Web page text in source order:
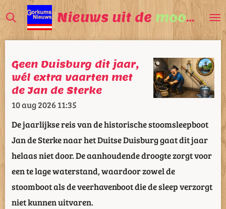
Ga
direct
naar
de
hoofdinhoud
Nieuws uit de mooiste
Geen Duisburg dit jaar,
wél extra vaarten met
de Jan de Sterke
10 aug 202611:35
De jaarlijkse reis van de historische stoomsleepboot
Jan de Sterke naar het Duitse Duisburg gaat dit jaar
helaas niet door. De aanhoudende droogte zorgt voor
een te lage waterstand, waardoor zowel de
stoomboot als de veerhavenboot die de sleep verzorgt
niet kunnen uitvaren.